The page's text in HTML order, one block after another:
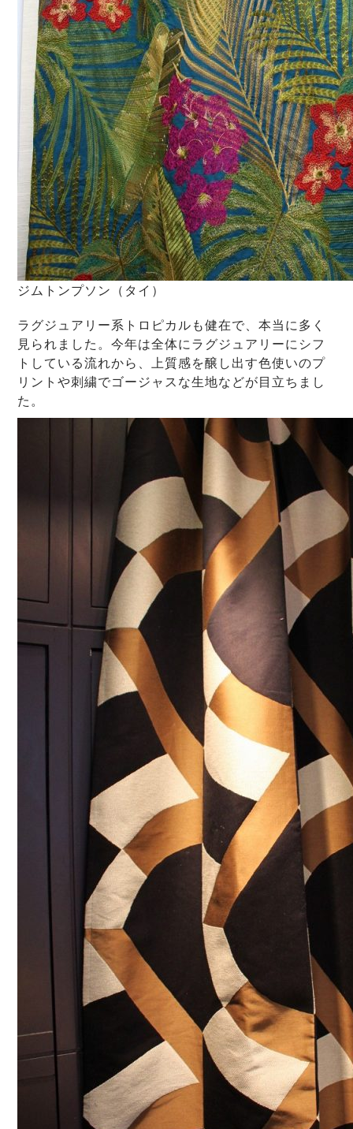
ジムトンプソン（タイ）
ラグジュアリー系トロピカルも健在で、本当に多く
見られました。今年は全体にラグジュアリーにシフ
トしている流れから、上質感を醸し出す色使いのプ
リントや刺繍でゴージャスな生地などが目立ちまし
た。